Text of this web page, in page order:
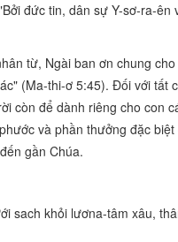
đức tin, dân sự Y-sơ-ra-
từ, Ngài ban ơn chung
(Ma-thi-ơ 5:45). Đối với tất
còn để dành riêng cho con
và phần thưởng đặc
gần Chúa.
sach khỏi lươna-tâm xâu,